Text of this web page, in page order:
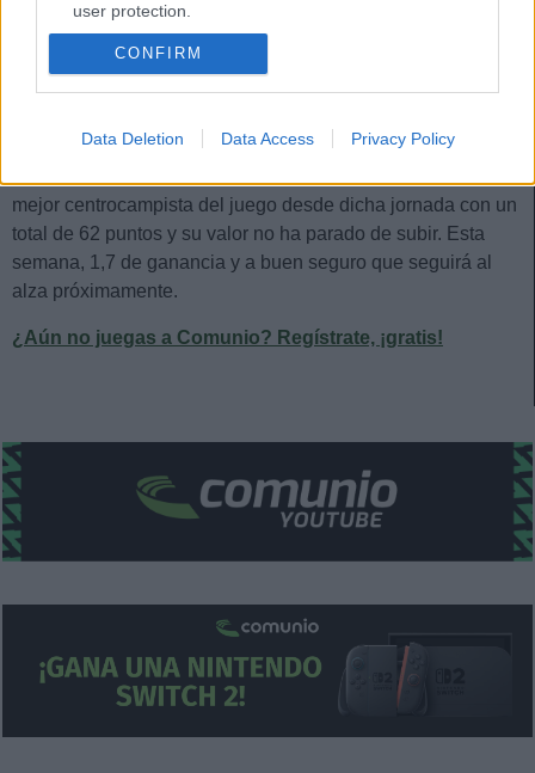
user protection.
CONFIRM
Data Deletion Data Access Privacy Policy
1. Gonzalo Guedes (Valencia, centrocampista,
7.100.000, subida 7 días: +1.700.000)
tal como muestran los 2 goles y 4 asistencias que ha
mejor centrocampista del juego desde dicha jornada con un
total de 62 puntos y su valor no ha parado de subir. Esta
semana, 1,7 de ganancia y a buen seguro que seguirá al
alza próximamente.
¿Aún no juegas a Comunio? Regístrate, ¡gratis!